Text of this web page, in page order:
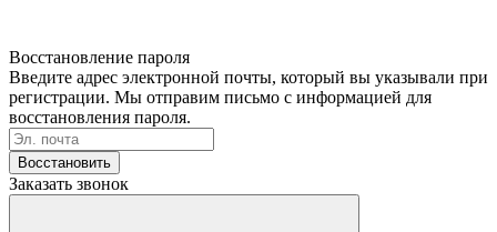
Восстановление пароля
Введите адрес электронной почты, который вы указывали при
регистрации. Мы отправим письмо с информацией для
восстановления пароля.
Восстановить
Заказать звонок